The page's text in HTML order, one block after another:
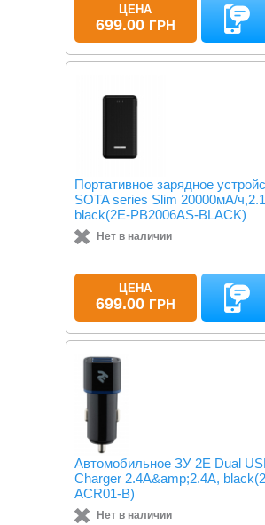
ЦЕНА
699.00 ГРН
Портативное зарядное
SOTA series Slim 20000мА/
black(2E-PB2006AS-BLACK)
Нет в наличии
ЦЕНА
699.00 ГРН
Автомобильное ЗУ 2E Dual
Charger 2.4A&amp;2.4A,
ACR01-B)
Нет в наличии